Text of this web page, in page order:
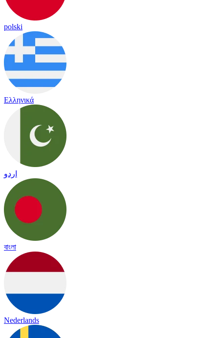
polski
Ελληνικά
اردو
বাংলা
Nederlands